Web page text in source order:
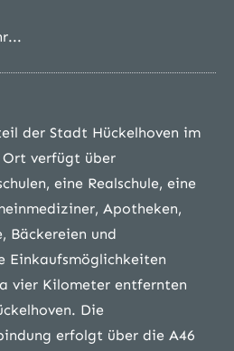
der Stadt Hückelhoven im
Ort verfügt über
eine Realschule, eine
Apotheken,
Bäckereien und
Einkaufsmöglichkeiten
vier Kilometer entfernten
Die
erfolgt über die A46